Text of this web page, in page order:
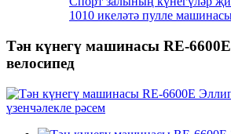
1010 икеләтә пулле
Тән күнегү машинасы RE-
велосипед